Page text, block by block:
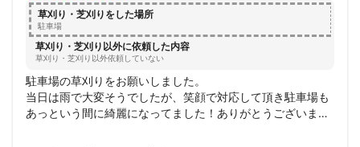
草刈り・芝刈りをした場所
駐車場
草刈り・芝刈り以外に依頼した内容
草刈り・芝刈り以外依頼していない
駐車場の草刈りをお願いしました。
当日は雨で大変そうでしたが、笑顔で対応して頂き駐車場も
あっという間に綺麗になってました！ありがとうございまし